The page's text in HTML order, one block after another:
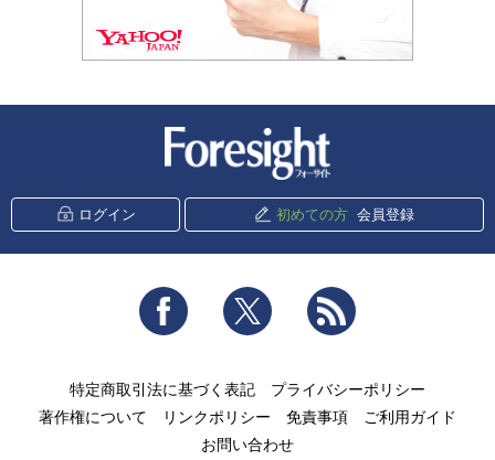
ログイン 初めての方 会員登録
Facebook Twitter
特定商取引法に基づく表記
プライバシーポリシー
著作権について
リンクポリシー 免責事項
ご利用ガイド
お問い合わせ